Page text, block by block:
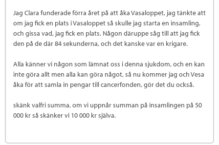
Jag Clara funderade förra året på att åka Vasaloppet, jag tänkte att
om jag fick en plats i Vasaloppet så skulle jag starta en insamling,
och gissa vad, jag fick en plats. Någon däruppe såg till att jag fick
den på de där 84 sekunderna, och det kanske var en krigare.
Alla känner vi någon som lämnat oss i denna sjukdom, och en kan
inte göra allt men alla kan göra något, så nu kommer jag och Vesa
åka för att samla in pengar till cancerfonden, gör det du också.
skänk valfri summa, om vi uppnår summan på insamlingen på 50
000 kr så skänker vi 10 000 kr själva.